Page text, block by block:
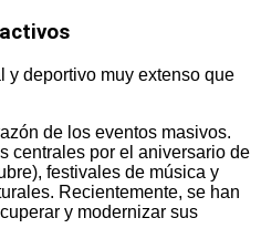
y deportivo muy extenso que
de los eventos masivos.
centrales por el aniversario de
festivales de música y
Recientemente, se han
y modernizar sus